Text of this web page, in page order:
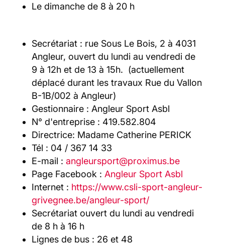
Le dimanche de 8 à 20 h
Secrétariat : rue Sous Le Bois, 2 à 4031
Angleur, ouvert du lundi au vendredi de
9 à 12h et de 13 à 15h. (actuellement
déplacé durant les travaux Rue du Vallon
B-1B/002 à Angleur)
Gestionnaire : Angleur Sport Asbl
N° d'entreprise : 419.582.804
Directrice: Madame Catherine PERICK
Tél : 04 / 367 14 33
E-mail : angleursport@proximus.be
Page Facebook : Angleur Sport Asbl
Internet : https://www.csli-sport-angleur-
grivegnee.be/angleur-sport/
Secrétariat ouvert du lundi au vendredi
de 8 h à 16 h
Lignes de bus : 26 et 48